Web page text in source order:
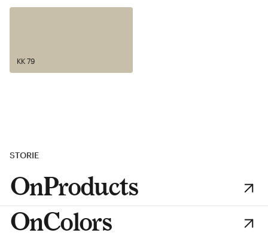
KK 79
STORIE
OnProducts
OnColors